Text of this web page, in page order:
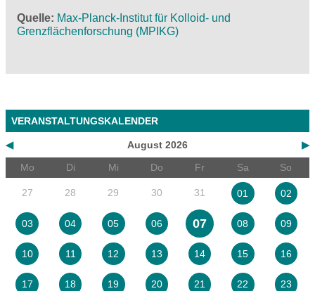
Quelle
Max-Planck-Institut für Kolloid- und
Grenzflächenforschung (MPIKG)
VERANSTALTUNGSKALENDER
◀ ▶
August 2026
Mo
Di Mi Do Fr Sa So
27 28 29 30 31 01 02
03 04 05 06 07 08 09
10 11 12 13 14 15 16
17 18 19 20 21 22 23